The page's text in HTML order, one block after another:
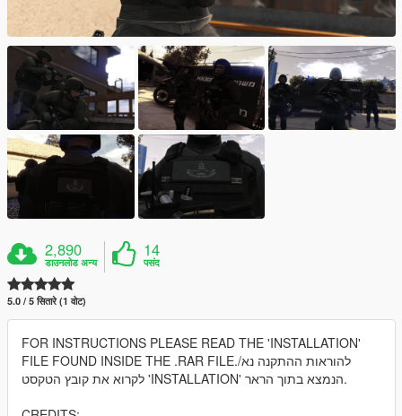
2,890
डाउनलोड अन्य
14
पसंद
5.0 / 5 सितारे (1 वोट)
FOR INSTRUCTIONS PLEASE READ THE 'INSTALLATION'
FILE FOUND INSIDE THE .RAR FILE./להוראות ההתקנה נא
לקרוא את קובץ הטקסט 'INSTALLATION' הנמצא בתוך הראר.